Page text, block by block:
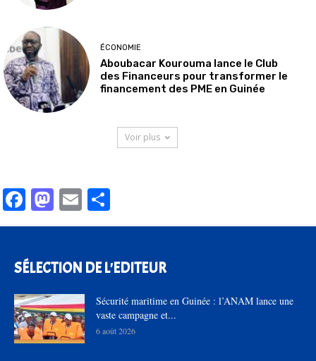
ÉCONOMIE
Aboubacar Kourouma lance le Club
des Financeurs pour transformer le
financement des PME en Guinée
Voir plus
Facebook
Mastodon
Email
SÉLECTION DE L'EDITEUR
Sécurité maritime en Guinée : l’ANAM lance une
vaste campagne et...
6 août 2026